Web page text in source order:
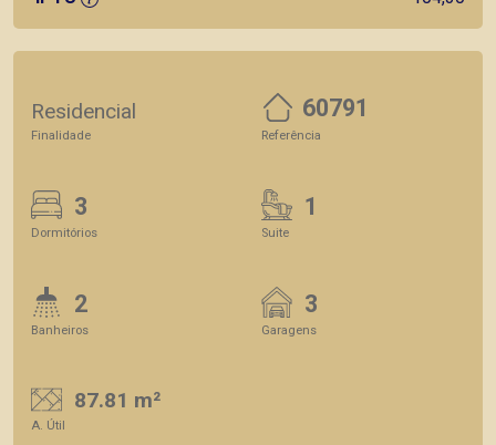
Residencial
Finalidade
60791
Referência
3
Dormitórios
1
Suite
2
Banheiros
3
Garagens
87.81 m²
A. Útil